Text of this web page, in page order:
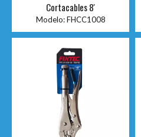
Cortacables 8'
Modelo: FHCC1008